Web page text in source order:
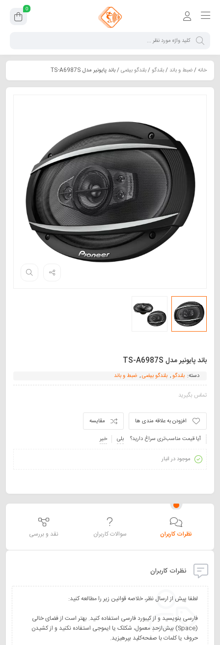
0
خانه/ضبط و باند /بلندگو/بلندگو بیضی/ باند پایونیر مدل TS-A6987S
باند پایونیر مدل TS-A6987S
دسته: بلندگو, بلندگو بیضی, ضبط و باند
تماس بگیرید
مقایسه
افزودن به علاقه مندی ها
آیا قیمت مناسب‌تری سراغ دارید؟
بلی خیر
موجود در انبار
نظرات کاربران سوالات کاربران نقد و بررسی
نظرات کاربران
فارسی بنویسید و از کیبورد فارسی استفاده کنید. بهتر است از فضای خالی
(Space) بیش‌از‌حدِ معمول، شکلک یا ایموجی استفاده نکنید و از کشیدن